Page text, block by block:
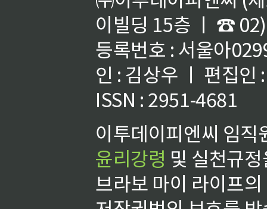
이빌딩 15층 ㅣ ☎
등록번호 : 서울아
인 : 김상우 ㅣ 편집인
ISSN : 2951-4681
이투데이피엔씨 임
윤리강령 및 실천규
브라보 마이 라이프